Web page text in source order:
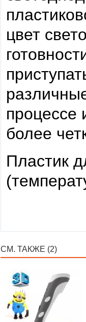
цвет
процессе
более
Пластик
СМ. ТАКЖЕ (2)